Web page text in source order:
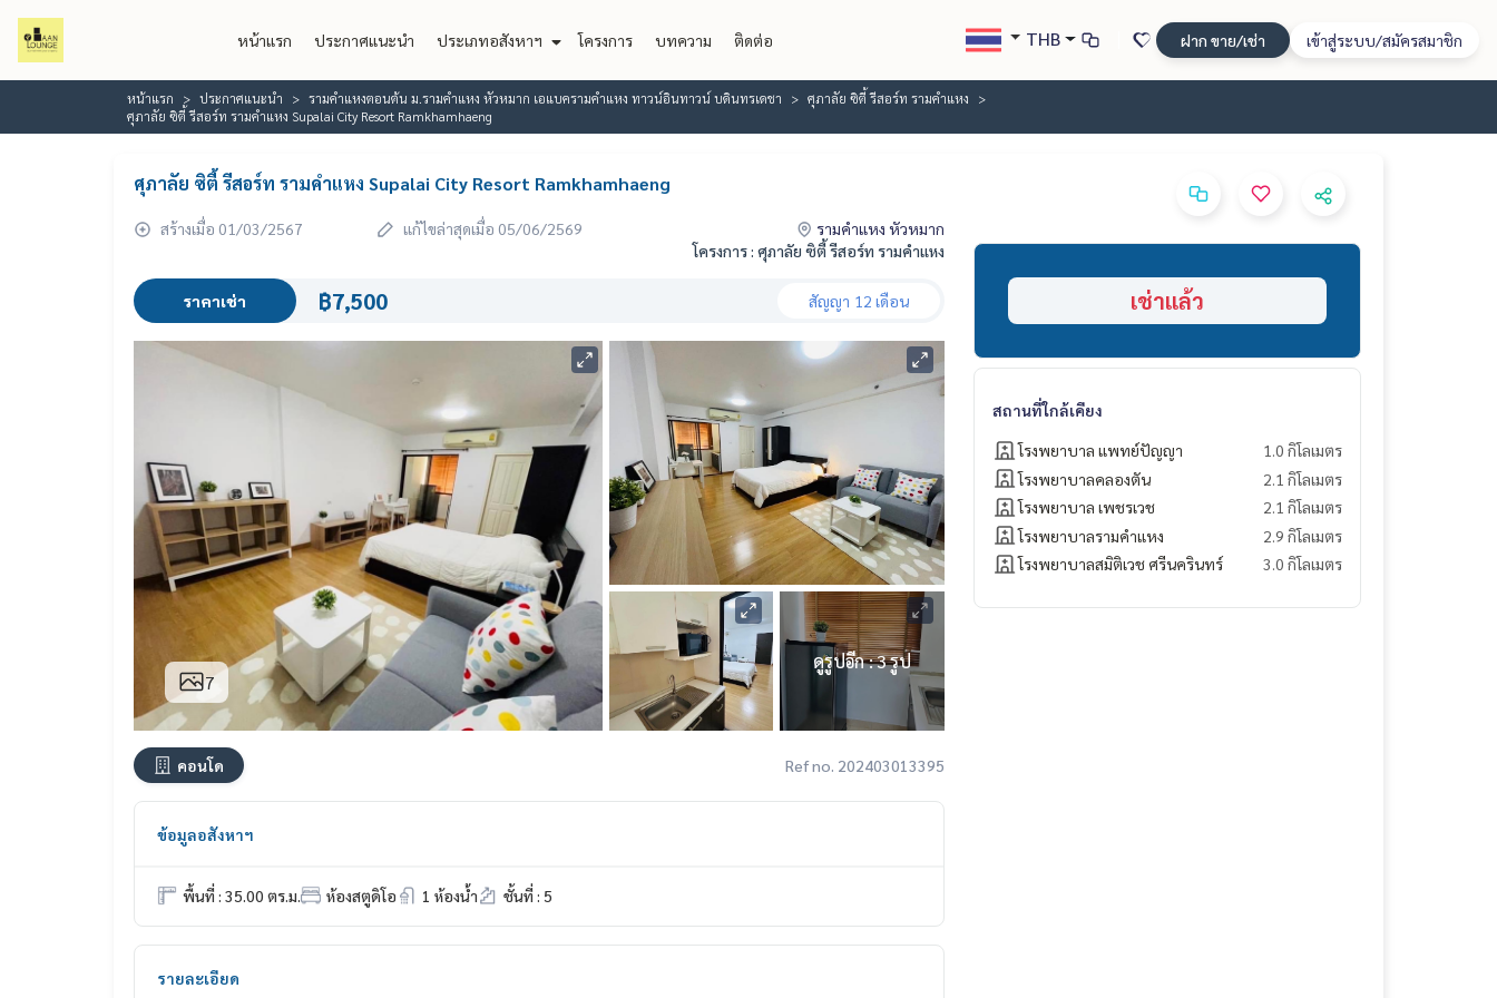
หน้าแรก ประกาศแนะนำ ประเภทอสังหาฯ โครงการ บทความ ติดต่อ THB ฝาก ขาย/เช่า เข้าสู่ระบบ/สมัครสมาชิก
หน้าแรก ประกาศแนะนำ รามคำแหงตอนต้น ม.รามคำแหง หัวหมาก เอแบครามคำแหง ทาวน์อินทาวน์ บดินทรเดชา
ศุภาลัย ซิตี้ รีสอร์ท รามคำแหง
ศุภาลัย ซิตี้ รีสอร์ท รามคำแหง Supalai City Resort Ramkhamhaeng
ศุภาลัย ซิตี้ รีสอร์ท รามคำแหง Supalai City Resort Ramkhamhaeng
สร้างเมื่อ 01/03/2567 แก้ไขล่าสุดเมื่อ 05/06/2569
รามคำแหง หัวหมาก
โครงการ : ศุภาลัย ซิตี้ รีสอร์ท รามคำแหง
ราคาเช่า ฿7,500 สัญญา 12 เดือน
7
ดูรูปอีก : 3 รูป
คอนโด Ref no. 202403013395
ข้อมูลอสังหาฯ
พื้นที่ : 35.00 ตร.ม. ห้องสตูดิโอ 1 ห้องน้ำ ชั้นที่ : 5
รายละเอียด
เช่าแล้ว
สถานที่ใกล้เคียง
โรงพยาบาล แพทย์ปัญญา
1.0 กิโลเมตร
โรงพยาบาลคลองตัน
2.1 กิโลเมตร
โรงพยาบาล เพชรเวช
2.1 กิโลเมตร
โรงพยาบาลรามคำแหง
2.9 กิโลเมตร
โรงพยาบาลสมิติเวช ศรีนครินทร์
3.0 กิโลเมตร